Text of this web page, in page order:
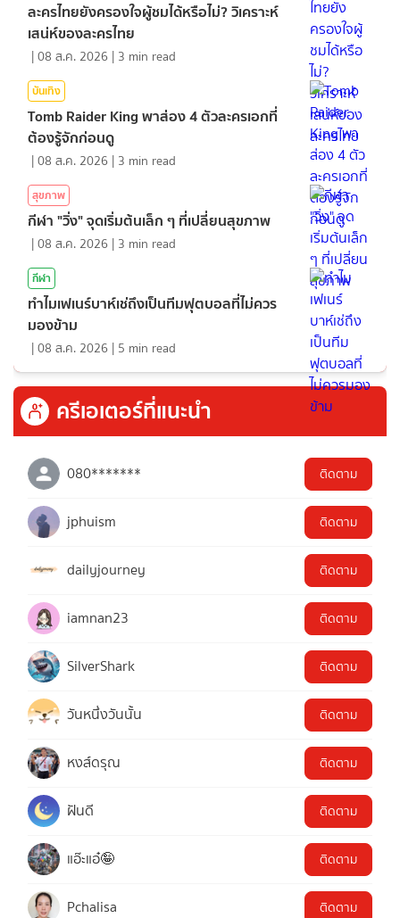
ละครไทยยังครองใจผู้ชมได้หรือไม่? วิเคราะห์
เสน่ห์ของละครไทย
|08 ส.ค. 2026 | 3 min read
บันเทิง
Tomb Raider King พาส่อง 4 ตัวละครเอกที่
ต้องรู้จักก่อนดู
|08 ส.ค. 2026 | 3 min read
สุขภาพ
กีฬา "วิ่ง" จุดเริ่มต้นเล็ก ๆ ที่เปลี่ยนสุขภาพ
|08 ส.ค. 2026 | 3 min read
กีฬา
ทำไมเฟเนร์บาห์เช่ถึงเป็นทีมฟุตบอลที่ไม่ควร
มองข้าม
|08 ส.ค. 2026 | 5 min read
ครีเอเตอร์ที่แนะนำ
080******* ติดตาม
jphuism ติดตาม
dailyjourney ติดตาม
iamnan23 ติดตาม
SilverShark ติดตาม
วันหนึ่งวันนั้น ติดตาม
หงส์ดรุณ ติดตาม
ฝันดี ติดตาม
แอ๊ะแอ๋🤪 ติดตาม
Pchalisa ติดตาม